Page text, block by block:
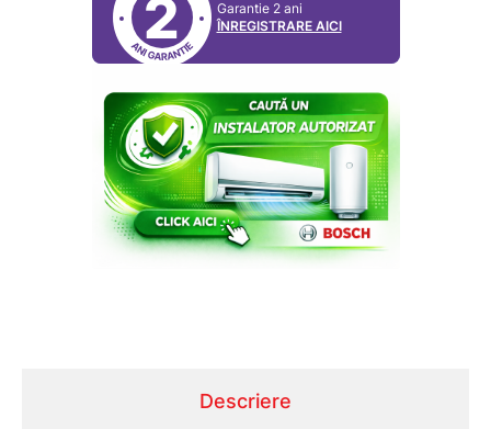
2
Garantie 2 ani
ÎNREGISTRARE AICI
Descriere